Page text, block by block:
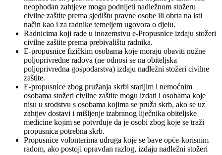
neophodan zahtjeve mogu podnijeti nadležnom stožeru
civilne zaštite prema sjedištu pravne osobe ili obrta na isti
način kao i za radnike temeljem ugovora o djelu.
Radnicima koji rade u inozemstvu e-Propusnice izdaju stožeri
civilne zaštite prema prebivalištu radnika.
E-propusnice fizičkim osobama koje moraju obaviti nužne
poljoprivredne radova (ne odnosi se na obiteljska
poljoprivredna gospodarstva) izdaju nadležni stožeri civilne
zaštite.
E-propusnice zbog pružanja skrbi starijim i nemoćnim
osobama stožeri civilne zaštite mogu izdati i osobama koje
nisu u srodstvu s osobama kojima se pruža skrb, ako se uz
zahtjev dostavi i mišljenje izabranog liječnika obiteljske
medicine kojim se potvrđuje da je osobi zbog koje se traži
propusnica potrebna skrb.
Propusnice volonterima udruga koje se bave opće-korisnim
radom, ako postoji opravdan razlog, izdaju nadležni stožeri